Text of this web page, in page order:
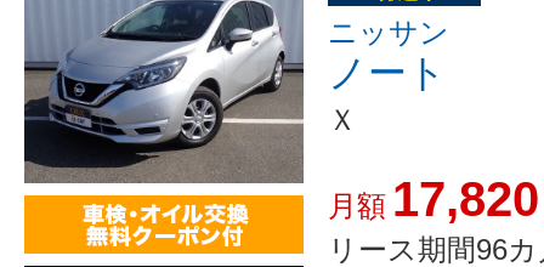
ニッサン
ノート
Ｘ
月額 17,820
リース期間96